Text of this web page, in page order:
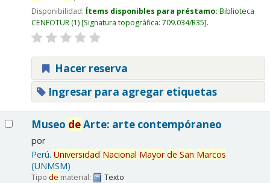
Disponibilidad: Ítems disponibles para préstamo: Biblioteca
CENFOTUR(1) Signatura topográfica: 709.034/R35 .
Hacer reserva
Ingresar para agregar etiquetas
Museo deArte: arte contempóraneo
por
Perú. Universidad Nacional Mayor de San Marcos
(UNMSM)
Tipo de material:
Texto